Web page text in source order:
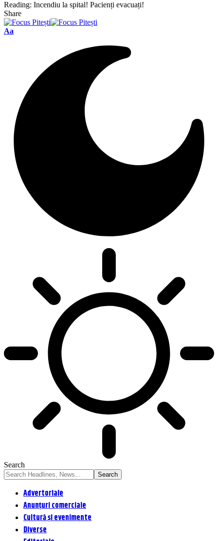
Reading: Incendiu la spital! Pacienți evacuați!
Share
Font
Aa
Search
Advertoriale
Anunțuri comerciale
Cultură și evenimente
Diverse